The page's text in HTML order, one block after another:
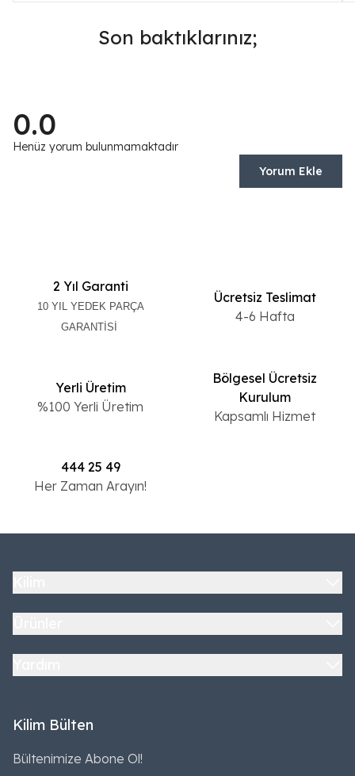
Son baktıklarınız;
0.0
Henüz yorum bulunmamaktadır
Yorum Ekle
2 Yıl Garanti
10 YIL YEDEK PARÇA
GARANTİSİ
Ücretsiz Teslimat
4-6 Hafta
Yerli Üretim
%100 Yerli Üretim
Bölgesel Ücretsiz
Kurulum
Kapsamlı Hizmet
444 25 49
Her Zaman Arayın!
Kilim Bülten
Bültenimize Abone Ol!